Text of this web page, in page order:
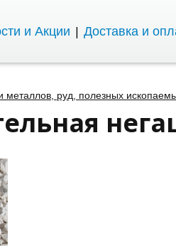
и Акции Доставка и
руд, полезных